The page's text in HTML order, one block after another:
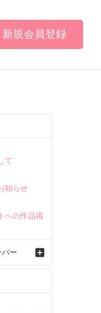
新規会員登録
て
知らせ
への作品掲
ー